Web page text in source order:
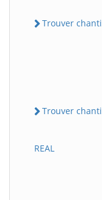
Trouver
Trouver
REAL